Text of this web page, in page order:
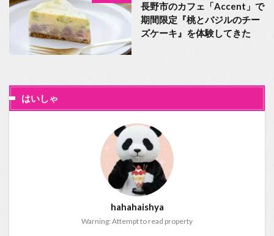
長野市のカフェ「Accent」で
期間限定『桃とバジルのチー
ズケーキ』を体験してきた
はいしゃ
hahahaishya
Warning: Attempt to read property